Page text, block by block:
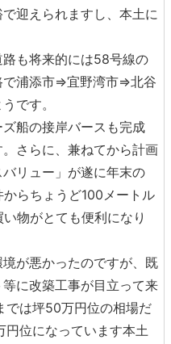
迎えられますし、本土に
も将来的には58号線の
で浦添市⇒宜野湾市⇒北谷
です。
船の接岸バースも完成
さらに、兼ねてから計画
リュー」が遂に年末の
らちょうど100メートル
物がとても便利になり
が悪かったのですが、既
に改築工事が目立って来
では坪50万円位の相場だ
位になっています本土